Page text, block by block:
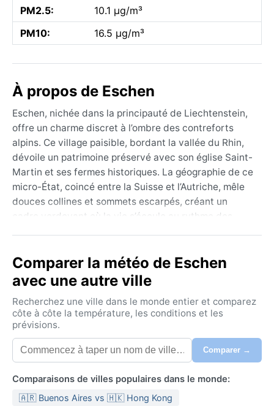
PM2.5:
10.1 µg/m³
PM10:
16.5 µg/m³
À propos de Eschen
Eschen, nichée dans la principauté de Liechtenstein,
offre un charme discret à l’ombre des contreforts
alpins. Ce village paisible, bordant la vallée du Rhin,
dévoile un patrimoine préservé avec son église Saint-
Martin et ses fermes historiques. La géographie de ce
micro-État, coincé entre la Suisse et l’Autriche, mêle
douces collines et sommets escarpés, créant un
cadre verdoyant où la vie s’écoule au rythme des
l’agitation touristique.
Sous la classification climatique Cfb (océanique),
Eschen connaît des étés tempérés, avec des
maximales autour de 23 °C en juillet, et des hivers
frais où le mercure oscille autour de 1 °C en janvier.
Les précipitations sont réparties sur l’année,
légèrement plus abondantes en été. L’humidité reste
dans la vallée. Pour voyager sereinement, mieux vaut
emporter des vêtements imperméables, des couches
Comparer la météo de Eschen
avec une autre ville
Recherchez une ville dans le monde entier et comparez
côte à côte la température, les conditions et les
prévisions.
Comparer →
Comparaisons de villes populaires dans le monde:
🇦🇷 Buenos Aires vs 🇭🇰 Hong Kong